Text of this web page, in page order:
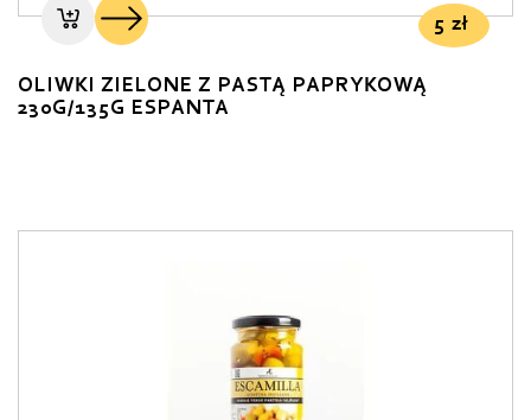
5 zł
OLIWKI ZIELONE Z PASTĄ PAPRYKOWĄ
230G/135G ESPANTA